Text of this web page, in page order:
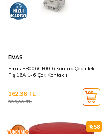
EMAS
Emas EB006CF00 6 Kontak Çekirdek
Fiş 16A 1-6 Çok Kontaklı
396,00TL
162,36TL
%58